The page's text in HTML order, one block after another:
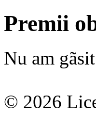
Premii
Nu am
© 2026